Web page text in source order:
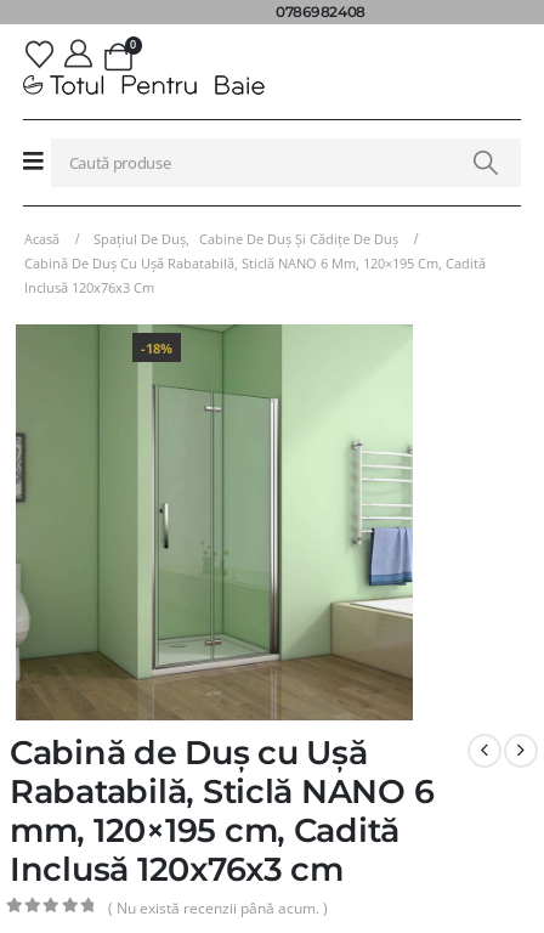
0786982408
0
Acasă Spațiul De Duș
Cabine De Duș Și Cădițe De Duș
Cabină De Duș Cu Ușă Rabatabilă, Sticlă NANO 6 Mm, 120×195 Cm, Cadită
Inclusă 120x76x3 Cm
-18%
Cabină de Duș cu Ușă
Rabatabilă, Sticlă NANO 6
mm, 120×195 cm, Cadită
Inclusă 120x76x3 cm
( Nu există recenzii până acum. )